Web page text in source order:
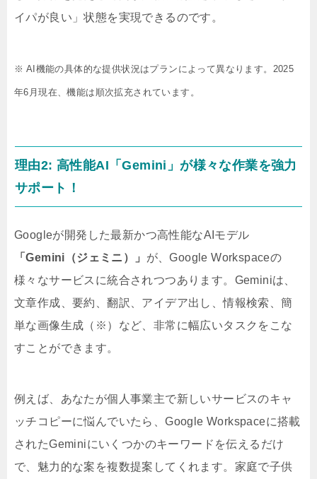
イパが良い」状態を実現できるのです。
※ AI機能の具体的な提供状況はプランによって異なります。2025
年6月現在、機能は順次拡充されています。
理由2: 高性能AI「Gemini」が様々な作業を強力
サポート！
Googleが開発した最新かつ高性能なAIモデル
「Gemini（ジェミニ）」 が、Google Workspaceの
様々なサービスに統合されつつあります。Geminiは、
文章作成、要約、翻訳、アイデア出し、情報検索、簡
単な画像生成（※）など、非常に幅広いタスクをこな
すことができます。
例えば、あなたが個人事業主で新しいサービスのキャ
ッチコピーに悩んでいたら、Google Workspaceに搭載
されたGeminiにいくつかのキーワードを伝えるだけ
で、魅力的な案を複数提案してくれます。家庭で子供